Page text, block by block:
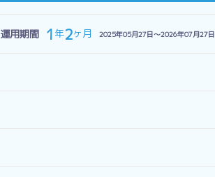
運用期間 1 年2ヶ月 2025年05月27日〜2026年07月27日